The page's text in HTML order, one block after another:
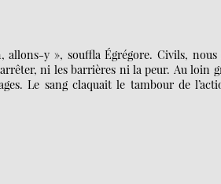
allons-y », souffla Égrégore. Civils,
ni les barrières ni la peur. Au loin
Le sang claquait le tambour de